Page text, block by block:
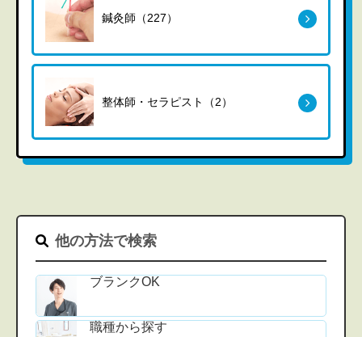
鍼灸師（227）
整体師・セラピスト（2）
他の方法で検索
ブランクOK
職種から探す